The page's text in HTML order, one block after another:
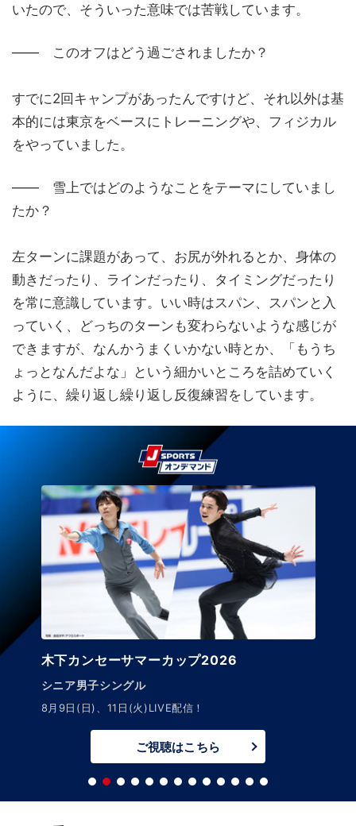
いたので、そういった意味では苦戦しています。
―― このオフはどう過ごされましたか？
すでに2回キャンプがあったんですけど、それ以外は基
本的には東京をベースにトレーニングや、フィジカル
をやっていました。
―― 雪上ではどのようなことをテーマにしていまし
たか？
左ターンに課題があって、お尻が外れるとか、身体の
動きだったり、ラインだったり、タイミングだったり
を常に意識しています。いい時はスパン、スパンと入
っていく、どっちのターンも変わらないような感じが
できますが、なんかうまくいかない時とか、「もうち
ょっとなんだよな」という細かいところを詰めていく
ように、繰り返し繰り返し反復練習をしています。
木下カンセーサマーカップ2026
シニア男子シングル
8月9日(日)、11日(火)LIVE配信！
ご視聴はこちら